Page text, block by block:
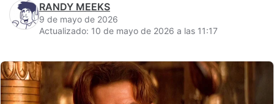
RANDY MEEKS
9 de mayo de 2026
Actualizado: 10 de mayo de 2026 a las 11:17